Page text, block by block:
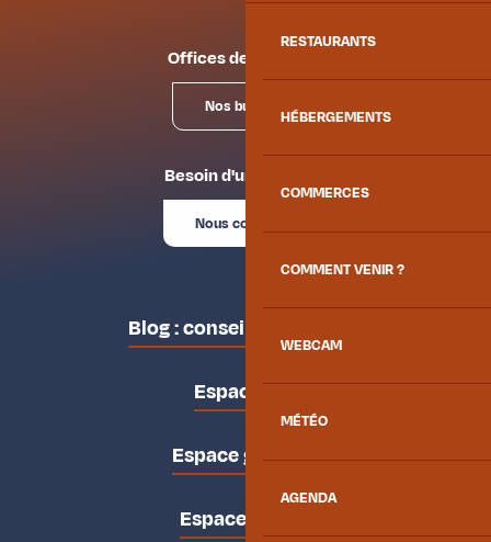
RESTAURANTS
HÉBERGEMENTS
COMMERCES
COMMENT VENIR ?
WEBCAM
MÉTÉO
AGENDA
Offices de tourisme
Nos bureaux
Besoin d'un conseil ?
Nous contacter
Blog : conseils des locaux
Espace pro
Espace groupes
Espace presse